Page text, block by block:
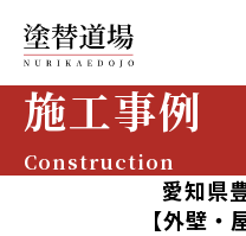
施工事例
Construction
愛知県
【外壁・